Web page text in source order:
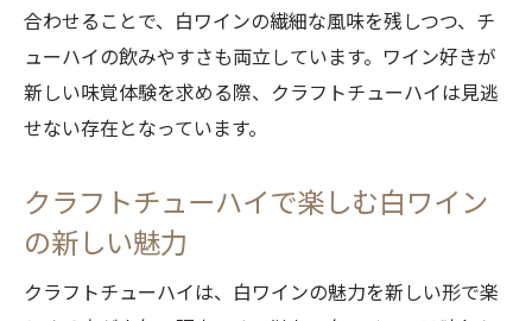
合わせることで、白ワインの繊細な風味を残しつつ、チ
ューハイの飲みやすさも両立しています。ワイン好きが
新しい味覚体験を求める際、クラフトチューハイは見逃
せない存在となっています。
クラフトチューハイで楽しむ白ワイン
の新しい魅力
クラフトチューハイは、白ワインの魅力を新しい形で楽